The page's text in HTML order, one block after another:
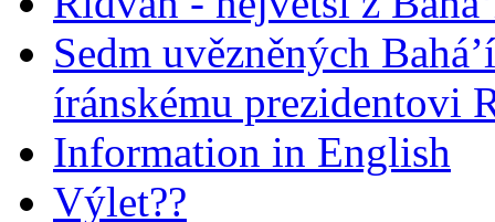
Sedm uvězněných
íránskému prezidentovi
Information in English
Výlet??